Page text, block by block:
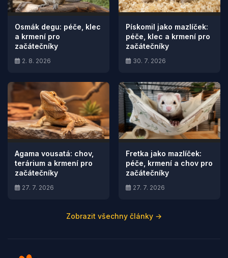
Osmák degu: péče, klec
a krmení pro
začátečníky
2. 8. 2026
Pískomil jako mazlíček:
péče, klec a krmení pro
začátečníky
30. 7. 2026
Agama vousatá: chov,
terárium a krmení pro
začátečníky
27. 7. 2026
Fretka jako mazlíček:
péče, krmení a chov pro
začátečníky
27. 7. 2026
Zobrazit všechny články →